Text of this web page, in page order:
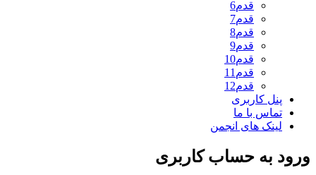
قدم6
قدم7
قدم8
قدم9
قدم10
قدم11
قدم12
پنل کاربری
تماس با ما
لینک های انجمن
ورود به حساب کاربری